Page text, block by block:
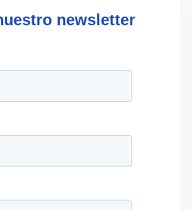
newsletter